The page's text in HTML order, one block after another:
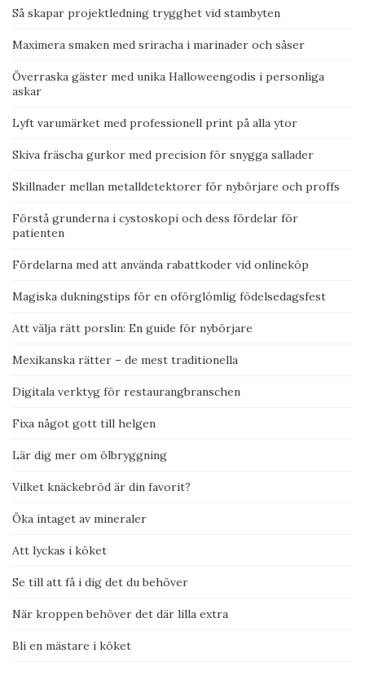
Så skapar projektledning trygghet vid stambyten
Maximera smaken med sriracha i marinader och såser
Överraska gäster med unika Halloweengodis i personliga
askar
Lyft varumärket med professionell print på alla ytor
Skiva fräscha gurkor med precision för snygga sallader
Skillnader mellan metalldetektorer för nybörjare och proffs
Förstå grunderna i cystoskopi och dess fördelar för
patienten
Fördelarna med att använda rabattkoder vid onlineköp
Magiska dukningstips för en oförglömlig födelsedagsfest
Att välja rätt porslin: En guide för nybörjare
Mexikanska rätter – de mest traditionella
Digitala verktyg för restaurangbranschen
Fixa något gott till helgen
Lär dig mer om ölbryggning
Vilket knäckebröd är din favorit?
Öka intaget av mineraler
Att lyckas i köket
Se till att få i dig det du behöver
När kroppen behöver det där lilla extra
Bli en mästare i köket